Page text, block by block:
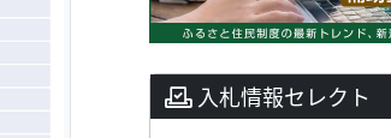
入札情報セレクト